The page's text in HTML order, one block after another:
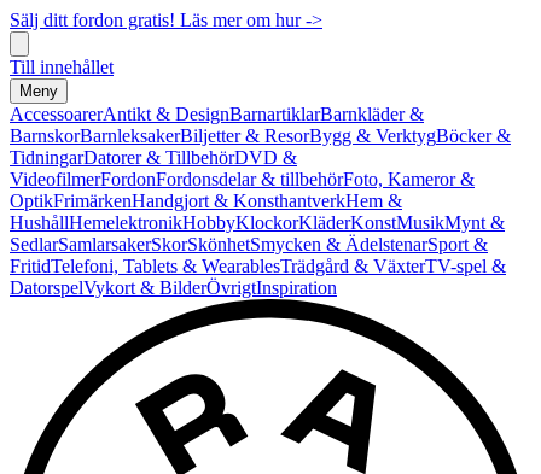
Sälj ditt fordon gratis! Läs mer om hur ->
Till innehållet
Meny
AccessoarerAntikt & DesignBarnartiklarBarnkläder &
BarnskorBarnleksakerBiljetter & ResorBygg & VerktygBöcker &
TidningarDatorer & TillbehörDVD &
VideofilmerFordonFordonsdelar & tillbehörFoto, Kameror &
OptikFrimärkenHandgjort & KonsthantverkHem &
HushållHemelektronikHobbyKlockorKläderKonstMusikMynt &
SedlarSamlarsakerSkorSkönhetSmycken & ÄdelstenarSport &
FritidTelefoni, Tablets & WearablesTrädgård & VäxterTV-spel &
DatorspelVykort & BilderÖvrigtInspiration